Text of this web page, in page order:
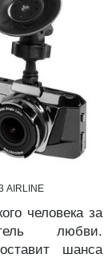
AIRLINE
человека за
любви.
шанса